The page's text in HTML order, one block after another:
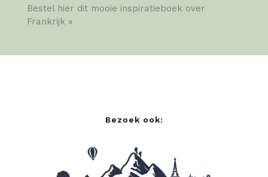
Bestel hier dit mooie inspiratieboek over
Frankrijk »
Bezoek ook: